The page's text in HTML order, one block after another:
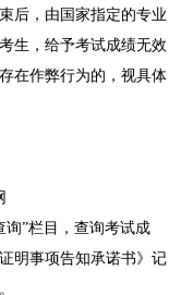
后，由国家指定的专业
生，给予考试成绩无效
在作弊行为的，视具体
询”栏目，查询考试成
明事项告知承诺书》记